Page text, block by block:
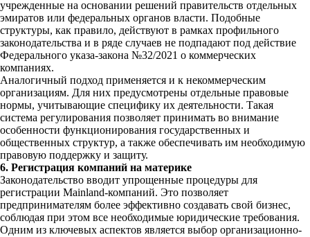
учрежденные на основании решений правительств отдельных
эмиратов или федеральных органов власти. Подобные
структуры, как правило, действуют в рамках профильного
законодательства и в ряде случаев не подпадают под действие
Федерального указа-закона №32/2021 о коммерческих
компаниях.
Аналогичный подход применяется и к некоммерческим
организациям. Для них предусмотрены отдельные правовые
нормы, учитывающие специфику их деятельности. Такая
система регулирования позволяет принимать во внимание
особенности функционирования государственных и
общественных структур, а также обеспечивать им необходимую
правовую поддержку и защиту.
6. Регистрация компаний на материке
Законодательство вводит упрощенные процедуры для
регистрации Mainland-компаний. Это позволяет
предпринимателям более эффективно создавать свой бизнес,
соблюдая при этом все необходимые юридические требования.
Одним из ключевых аспектов является выбор организационно-